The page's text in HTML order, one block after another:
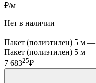
₽/м
Нет в наличии
Пакет (полиэтилен) 5 м —
Пакет (полиэтилен) 5 м
7 68325₽